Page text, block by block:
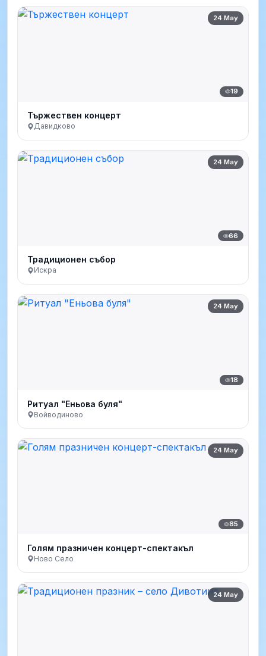
24 May
19
Тържествен концерт
Давидково
24 May
66
Традиционен събор
Искра
24 May
18
Ритуал "Еньова буля"
Войводиново
24 May
85
Голям празничен концерт-спектакъл
Ново Село
24 May